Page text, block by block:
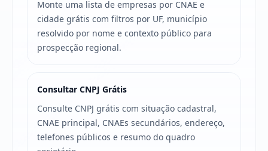
Monte uma lista de empresas por CNAE e
cidade grátis com filtros por UF, município
resolvido por nome e contexto público para
prospecção regional.
Consultar CNPJ Grátis
Consulte CNPJ grátis com situação cadastral,
CNAE principal, CNAEs secundários, endereço,
telefones públicos e resumo do quadro